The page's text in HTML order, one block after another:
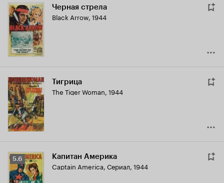
Черная стрела
Black Arrow, 1944
Тигрица
The Tiger Woman, 1944
Рейтинг
Кинопоиска
5.6
5.6 Капитан Америка
Captain America, Сериал, 1944